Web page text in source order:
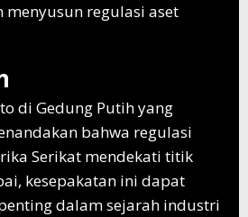
menyusun regulasi aset
di Gedung Putih yang
bahwa regulasi
Serikat mendekati titik
kesepakatan ini dapat
dalam sejarah industri